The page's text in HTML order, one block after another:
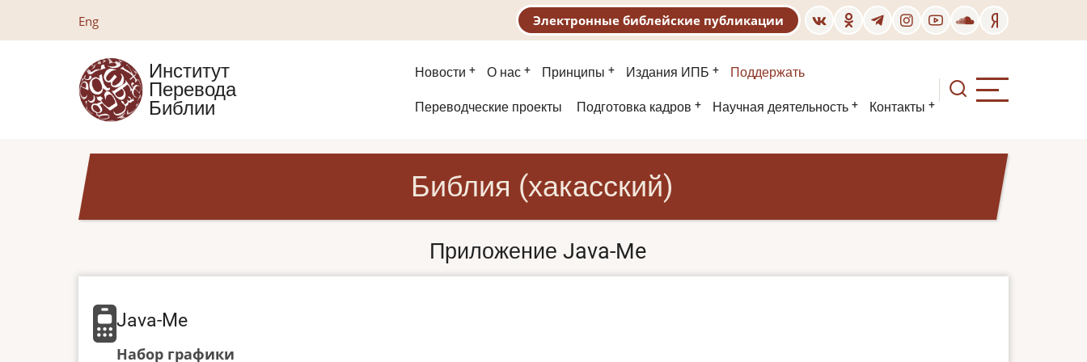
содержанию
Eng Электронные библейские публикации
Институт
Перевода
Библии
Основная
навигация
Новости О нас Принципы Издания ИПБ Поддержать
Второе
Переводческие проекты Подготовка кадров Научная деятельность Контакты
Библия (хакасский)
Приложение Java-Me
Java-Me
Набор графики